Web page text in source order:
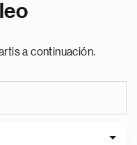
a continuación.